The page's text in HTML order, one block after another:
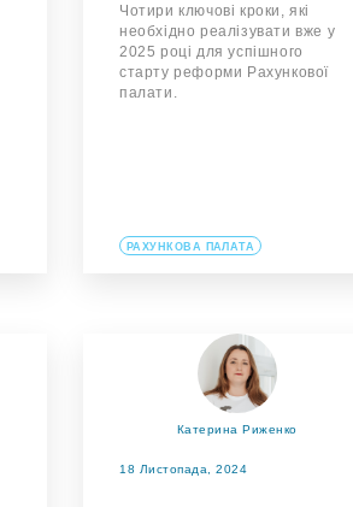
Чотири ключові кроки, які
необхідно реалізувати вже у
2025 році для успішного
старту реформи Рахункової
палати.
РАХУНКОВА ПАЛАТА
Катерина Риженко
18 Листопада, 2024